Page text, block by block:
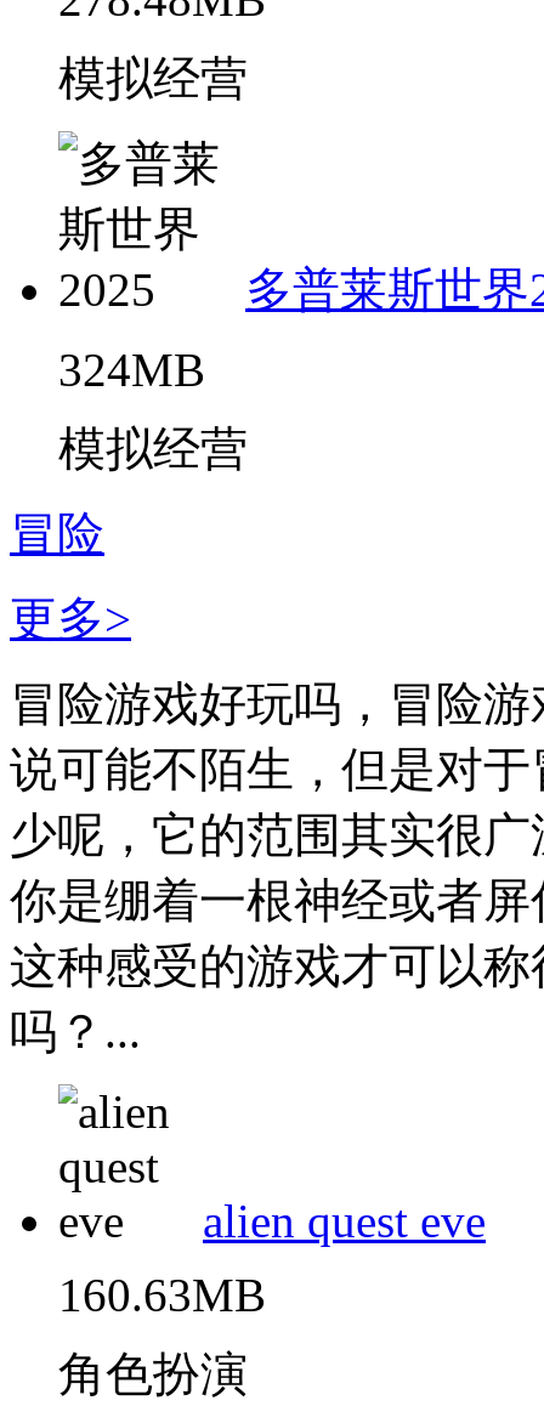
模拟经营
多普莱斯世界
324MB
模拟经营
冒险
更多>
冒险游戏好玩吗，冒险
说可能不陌生，但是对
少呢，它的范围其实很
你是绷着一根神经或者
这种感受的游戏才可以
吗？...
alien quest eve
160.63MB
角色扮演